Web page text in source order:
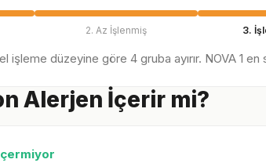
2. Az İşlenmiş 3.
işleme düzeyine göre 4 gruba ayırır. NOVA 1 en
Alerjen İçerir mi?